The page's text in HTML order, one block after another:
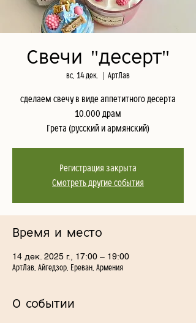
Свечи "десерт"
вс, 14 дек. АртЛав
сделаем свечу в виде аппетитного десерта
10.000 драм
Грета (русский и армянский)
Регистрация закрыта
Смотреть другие события
Время и место
14 дек. 2025 г., 17:00 – 19:00
АртЛав, Айгедзор, Ереван, Армения
О событии